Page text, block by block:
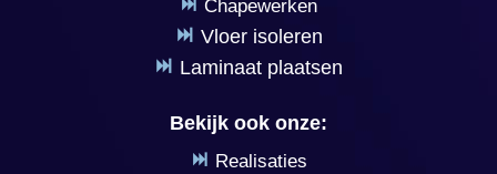
Chapewerken
Vloer isoleren
Laminaat plaatsen
Bekijk ook onze:
Realisaties